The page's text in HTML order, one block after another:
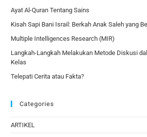
Ayat Al-Quran Tentang Sains
Kisah Sapi Bani Israil: Berkah Anak Saleh yang
Multiple Intelligences Research (MIR)
Langkah-Langkah Melakukan Metode Diskusi
Kelas
Telepati Cerita atau Fakta?
Categories
ARTIKEL